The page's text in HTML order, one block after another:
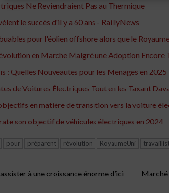
Ne Reviendraient Pas au Thermique
le succès d'il y a 60 ans - RaillyNews
pour l'éolien offshore alors que le
en Marche Malgré une Adoption Encore
: Quelles Nouveautés pour les Ménages en 2025
de Voitures Électriques Tout en les Taxant
en matière de transition vers la voiture
son objectif de véhicules électriques en 2024
pour préparent révolution RoyaumeUni
à une croissance énorme d’ici
Marché